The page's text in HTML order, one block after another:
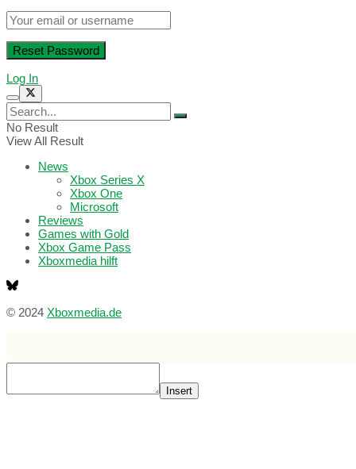
Log In
No Result
View All Result
News
Xbox Series X
Xbox One
Microsoft
Reviews
Games with Gold
Xbox Game Pass
Xboxmedia hilft
© 2024 Xboxmedia.de
Insert